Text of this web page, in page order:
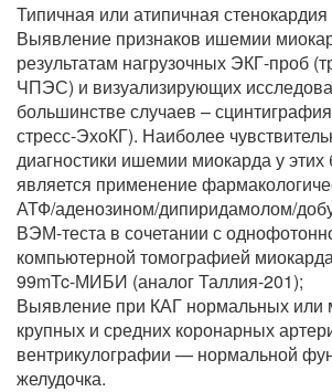
Типичная или атипичная
Выявление признаков ишемии
результатам нагрузочных ЭКГ-проб
ЧПЭС) и визуализирующих
большинстве случаев –
стресс-ЭхоКГ). Наиболее
диагностики ишемии миокарда у
является применение
АТФ/аденозином/дипиридамолом/
ВЭМ-теста в сочетании с
компьютерной томографией
99mTc-МИБИ (аналог Таллия-201);
Выявление при КАГ нормальных или
крупных и средних коронарных
вентрикулографии — нормальной
желудочка.